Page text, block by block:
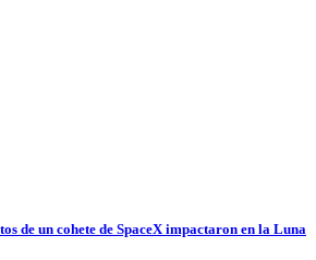
de un cohete de SpaceX impactaron en la Luna